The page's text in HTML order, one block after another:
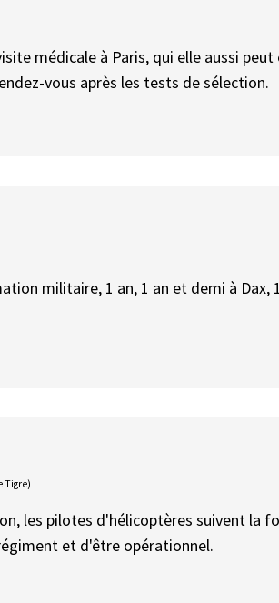
médicale à Paris, qui elle aussi
vous après les tests de sélection.
militaire, 1 an, 1 an et demi à Dax,
Tigre)
les pilotes d'hélicoptères suivent la
et d'être opérationnel.